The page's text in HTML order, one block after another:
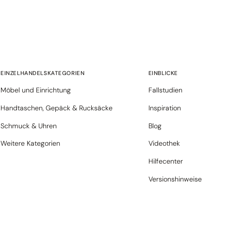
EINZELHANDELSKATEGORIEN
Möbel und Einrichtung
Handtaschen, Gepäck & Rucksäcke
Schmuck & Uhren
Weitere Kategorien
EINBLICKE
Fallstudien
Inspiration
Blog
Videothek
Hilfecenter
Versionshinweise